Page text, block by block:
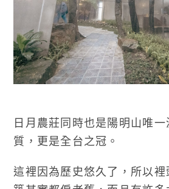
日月農莊同時也是陽明山唯
質，更是全台之冠。
這裡因為歷史悠久了，所以裡